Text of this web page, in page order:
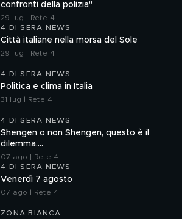
confronti della polizia"
29 lug | Rete 4
4 DI SERA NEWS
Città italiane nella morsa del Sole
29 lug | Rete 4
4 DI SERA NEWS
Politica e clima in Italia
31 lug | Rete 4
4 DI SERA NEWS
Shengen o non Shengen, questo è il
dilemma....
07 ago | Rete 4
4 DI SERA NEWS
Venerdì 7 agosto
07 ago | Rete 4
ZONA BIANCA